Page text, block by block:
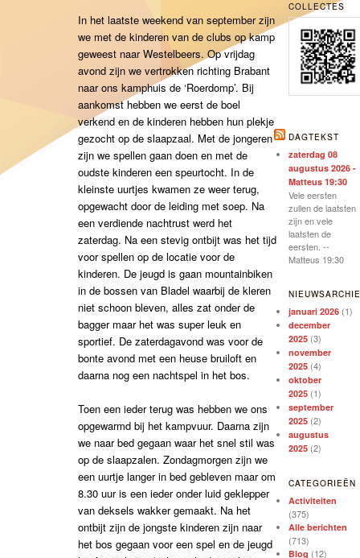
In het laatste weekend van september zijn
we met de kinderen van de clubs op kamp
geweest naar Westelbeers. Op vrijdag
avond zijn we vertrokken richting Brabant
naar ons kamphuis de ‘Roerdomp’. Bij
aankomst hebben we eerst de boel
verkend en de kinderen hebben hun plekje
gezocht op de slaapzaal. Met de jongeren
zijn we spellen gaan doen en met de
oudste kinderen een speurtocht. In de
kleinste uurtjes kwamen ze weer terug,
opgewacht door de leiding met soep. Na
een verdiende nachtrust werd het
zaterdag. Na een stevig ontbijt was het tijd
voor spellen op de locatie voor de
kinderen. De jeugd is gaan mountainbiken
in de bossen van Bladel waarbij de kleren
niet schoon bleven, alles zat onder de
bagger maar het was super leuk en
sportief. De zaterdagavond was voor de
bonte avond met een heuse bruiloft en
daarna nog een nachtspel in het bos.
Toen een ieder terug was hebben we ons
opgewarmd bij het kampvuur. Daarna zijn
we naar bed gegaan waar het snel stil was
op de slaapzalen. Zondagmorgen zijn we
een uurtje langer in bed gebleven maar om
8.30 uur is een ieder onder luid geklepper
van deksels wakker gemaakt. Na het
ontbijt zijn de jongste kinderen zijn naar
het bos gegaan voor een spel en de jeugd
COLLECTES
DAGTEKST
zaterdag 08
augustus 2026 -
Matteus 19:30
Vele eersten
zullen de laatsten
zijn en vele
laatsten de
eersten. --
Matteus 19:30
januari 2026 (1)
december
2025 (3)
november
2025 (4)
oktober
2025 (1)
september
2025 (2)
augustus
2025 (2)
CATEGORIEËN
Activiteiten
(375)
Alle berichten
(713)
Blog (12)